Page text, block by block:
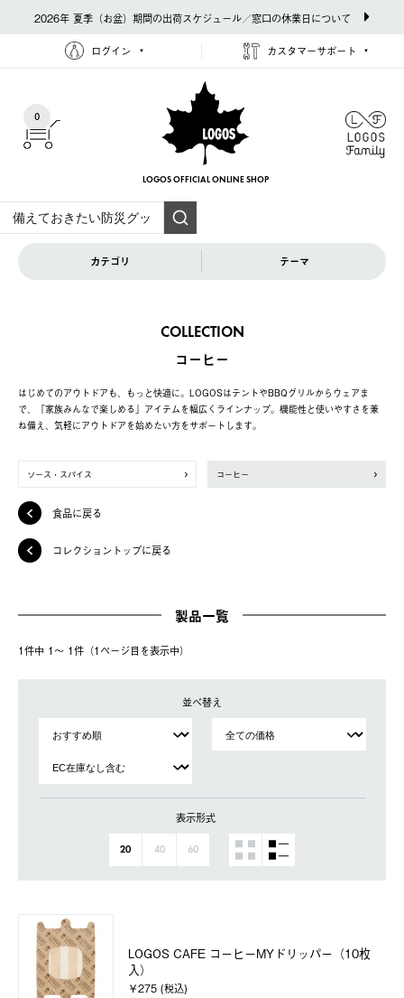
2026年 夏季（お盆）期間の出荷スケジュール／窓口の休業日について
ログイン カスタマーサポート
0
LOGOS OFFICIAL ONLINE SHOP
カテゴリ テーマ
COLLECTION
コーヒー
はじめてのアウトドアも、もっと快適に。LOGOSはテントやBBQグリルからウェアま
で、「家族みんなで楽しめる」アイテムを幅広くラインナップ。機能性と使いやすさを兼
ね備え、気軽にアウトドアを始めたい方をサポートします。
ソース・スパイス コーヒー
食品に戻る
コレクショントップに戻る
製品一覧
1件中 1〜 1件（1ページ⽬を表⽰中）
並べ替え
表示形式
20 40 60
LOGOS CAFE コーヒーMYドリッパー（10枚
入）
￥275 (税込)